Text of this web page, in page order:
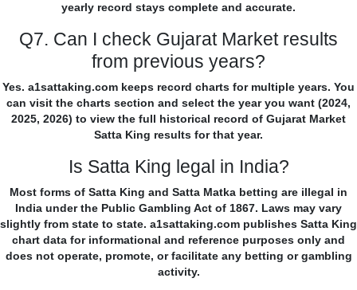
yearly record stays complete and accurate.
Q7. Can I check Gujarat Market results
from previous years?
Yes. a1sattaking.com keeps record charts for multiple years. You
can visit the charts section and select the year you want (2024,
2025, 2026) to view the full historical record of Gujarat Market
Satta King results for that year.
Is Satta King legal in India?
Most forms of Satta King and Satta Matka betting are illegal in
India under the Public Gambling Act of 1867. Laws may vary
slightly from state to state. a1sattaking.com publishes Satta King
chart data for informational and reference purposes only and
does not operate, promote, or facilitate any betting or gambling
activity.